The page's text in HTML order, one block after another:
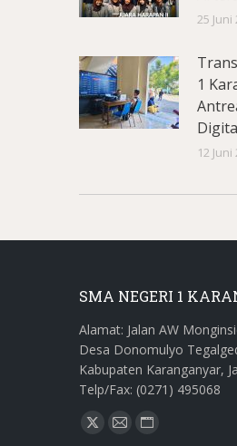
25 Juni
1
12 Juni
SMA NEGERI 1
Alamat: Jalan AW
Desa Donomulyo
Kabupaten Karanganyar,
Telp/Fax: (0271) 495068
Find us on:
X
MailWebsite